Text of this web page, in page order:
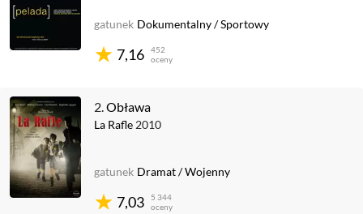
7,16
452
oceny
gatunek Dokumentalny/Sportowy
2.Obława
La Rafle 2010
7,03
5 344
oceny
gatunek Dramat/Wojenny